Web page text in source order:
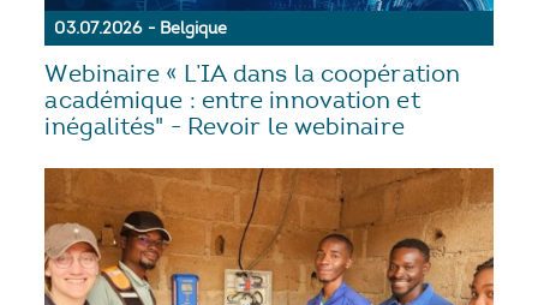
03.07.2026 - Belgique
Webinaire « L’IA dans la coopération
académique : entre innovation et
inégalités" - Revoir le webinaire